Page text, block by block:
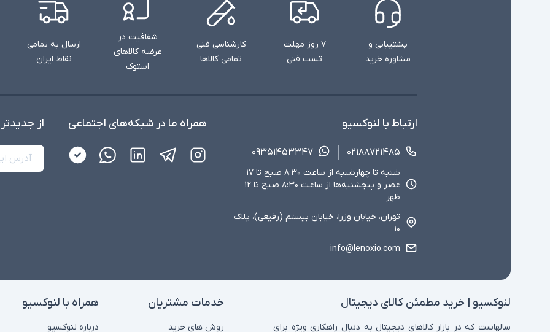
پشتیبانی و
مشاوره خرید
۷ روز مهلت
تست فنی
کارشناسی فنی
تمامی کالاها
شفافیت در
عرضه کالاهای
استوک
ارسال به تمامی
نقاط ایران
ارتباط با لنوکسیو
۰۲۱۸۸۷۲۱۴۸۵ ۰۹۳۵۱۴۵۳۳۴۷
شنبه تا چهارشنبه از ساعت ۸:۳۰ صبح تا ۱۷
عصر و پنجشنبه‌ها از ساعت ۸:۳۰ صبح تا ۱۲
ظهر
تهران، خیابان وزرا، خیابان بیستم (رفیعی)، پلاک
۱۰
info@lenoxio.com
همراه ما در شبکه‌های اجتماعی از
لنوکسیو | خرید مطمئن کالای دیجیتال
سالهاست که در بازار کالاهای دیجیتال به دنبال راهکاری ویژه برای
خدمات مشتریان
روش های خرید
همراه با لنوکسیو
درباره لنوکسیو